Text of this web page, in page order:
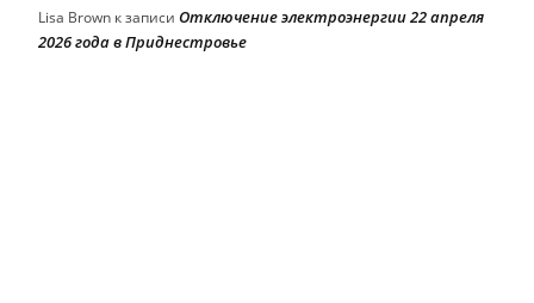
Lisa Brown к записи Отключение электроэнергии 22 апреля
2026 года в Приднестровье